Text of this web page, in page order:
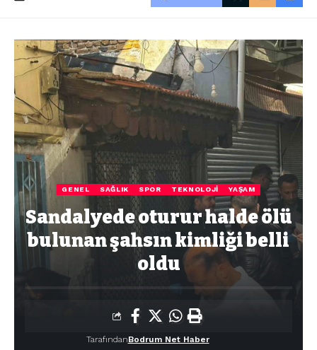
GENEL SAĞLIK SPOR TEKNOLOJI YAŞAM
Sandalyede oturur halde ölü
bulunan şahsın kimliği belli
oldu
TarafındanBodrum Net Haber